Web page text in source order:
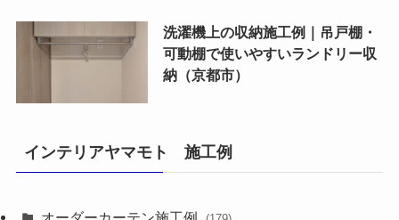
洗濯機上の収納施工例｜吊戸棚・
可動棚で使いやすいランドリー収
納（京都市）
インテリアヤマモト 施工例